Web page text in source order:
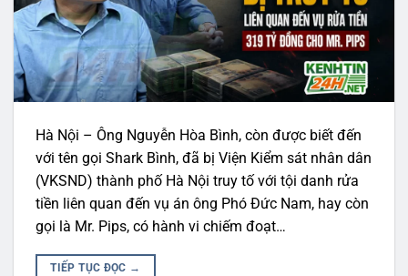
Hà Nội – Ông Nguyễn Hòa Bình, còn được biết đến
với tên gọi Shark Bình, đã bị Viện Kiểm sát nhân dân
(VKSND) thành phố Hà Nội truy tố với tội danh rửa
tiền liên quan đến vụ án ông Phó Đức Nam, hay còn
gọi là Mr. Pips, có hành vi chiếm đoạt…
TIẾP TỤC ĐỌC →